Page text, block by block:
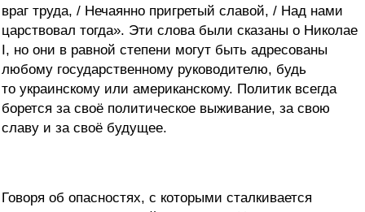
враг труда, / Нечаянно пригретый славой, / Над нами
царствовал тогда». Эти слова были сказаны о Николае
I, но они в равной степени могут быть адресованы
любому государственному руководителю, будь
то украинскому или американскому. Политик всегда
борется за своё политическое выживание, за свою
славу и за своё будущее.
Говоря об опасностях, с которыми сталкивается